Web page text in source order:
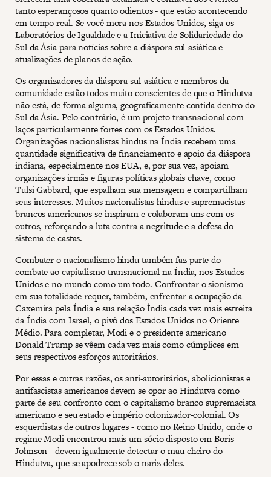
tanto esperançosos quanto odientos - que estão acontecendo
em tempo real. Se você mora nos Estados Unidos, siga os
Laboratórios de Igualdade e a Iniciativa de Solidariedade do
Sul da Ásia para notícias sobre a diáspora sul-asiática e
atualizações de planos de ação.
Os organizadores da diáspora sul-asiática e membros da
comunidade estão todos muito conscientes de que o Hindutva
não está, de forma alguma, geograficamente contida dentro do
Sul da Ásia. Pelo contrário, é um projeto transnacional com
laços particularmente fortes com os Estados Unidos.
Organizações nacionalistas hindus na Índia recebem uma
quantidade significativa de financiamento e apoio da diáspora
indiana, especialmente nos EUA, e, por sua vez, apoiam
organizações irmãs e figuras políticas globais chave, como
Tulsi Gabbard, que espalham sua mensagem e compartilham
seus interesses. Muitos nacionalistas hindus e supremacistas
brancos americanos se inspiram e colaboram uns com os
outros, reforçando a luta contra a negritude e a defesa do
sistema de castas.
Combater o nacionalismo hindu também faz parte do
combate ao capitalismo transnacional na Índia, nos Estados
Unidos e no mundo como um todo. Confrontar o sionismo
em sua totalidade requer, também, enfrentar a ocupação da
Caxemira pela Índia e sua relação Ìndia cada vez mais estreita
da Índia com Israel, o pivô dos Estados Unidos no Oriente
Médio. Para completar, Modi e o presidente americano
Donald Trump se vêem cada vez mais como cúmplices em
seus respectivos esforços autoritários.
Por essas e outras razões, os anti-autoritários, abolicionistas e
antifascistas americanos devem se opor ao Hindutva como
parte de seu confronto com o capitalismo branco supremacista
americano e seu estado e império colonizador-colonial. Os
esquerdistas de outros lugares - como no Reino Unido, onde o
regime Modi encontrou mais um sócio disposto em Boris
Johnson - devem igualmente detectar o mau cheiro do
Hindutva, que se apodrece sob o nariz deles.